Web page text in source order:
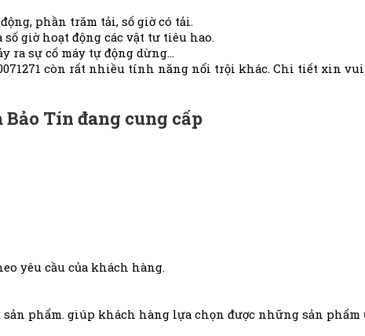
phần trăm tải, số giờ có tải.
giờ hoạt động các vật tư tiêu hao.
ra sự cố máy tự động dừng…
còn rất nhiều tính năng nổi trội khác. Chi tiết xin
Tín đang cung cấp
yêu cầu của khách hàng.
phẩm. giúp khách hàng lựa chọn được những sản